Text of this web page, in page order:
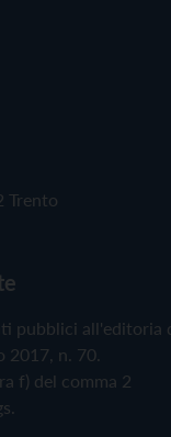
Trento
pubblici all'editoria
2017, n. 70.
f) del comma 2